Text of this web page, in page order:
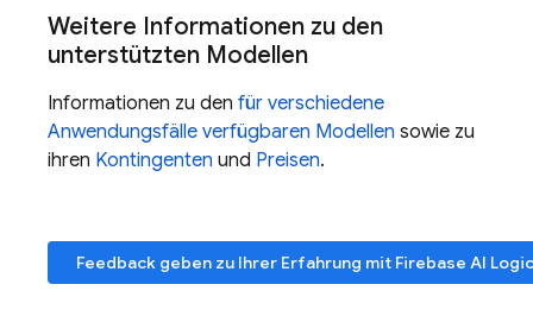
Weitere Informationen zu den
unterstützten Modellen
Informationen zu den für verschiedene
Anwendungsfälle verfügbaren Modellen sowie zu
ihren Kontingenten und Preisen.
Feedback geben zu Ihrer Erfahrung mit Firebase AI Logic